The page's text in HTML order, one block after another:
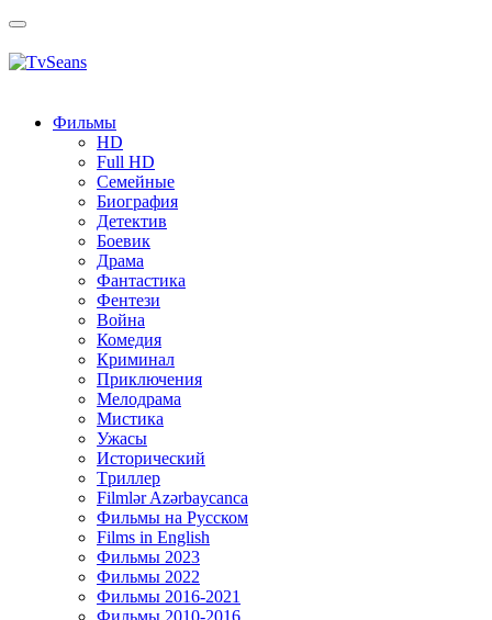
Toggle
Фильмы
HD
Full HD
Семейные
Биография
Детектив
Боевик
Драма
Фантастика
Фентези
Война
Комедия
Криминал
Приключения
Мелодрама
Мистика
Ужасы
Исторический
Tриллер
Filmlər Azərbaycanca
Фильмы на Русском
Films in English
Фильмы 2023
Фильмы 2022
Фильмы 2016-2021
Фильмы 2010-2016